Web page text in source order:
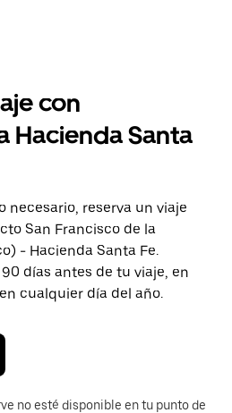
con
Hacienda Santa
necesario, reserva un viaje
San Francisco de la
- Hacienda Santa Fe.
días antes de tu viaje, en
cualquier día del año.
no esté disponible en tu punto de